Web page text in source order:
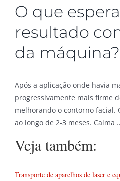
O que
resultado
da máquina?
Após a aplicação onde havia
progressivamente mais firme
melhorando o contorno facial.
ao longo de 2-3 meses. Calma
Veja também:
Transporte de aparelhos de laser e